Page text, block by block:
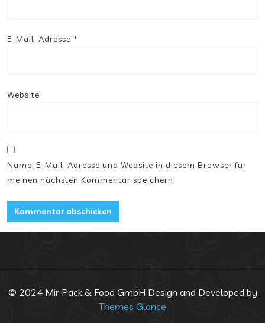
E-Mail-Adresse *
Website
Name, E-Mail-Adresse und Website in diesem Browser für
meinen nächsten Kommentar speichern.
© 2024 Mir Pack & Food GmbH Design and Developed by
Themes Glance